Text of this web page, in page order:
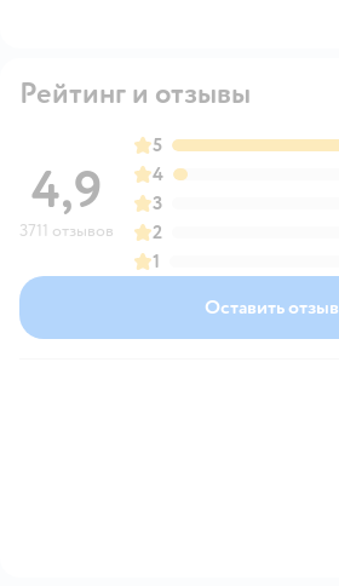
Рейтинг и отзывы
4,9
3711 отзывов
5
4
3
2
1
Оставить отзыв